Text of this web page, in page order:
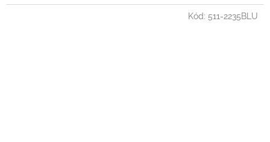
Kód: 511-2235BLU